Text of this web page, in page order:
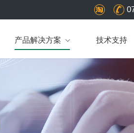
产品解决方案 技术支持